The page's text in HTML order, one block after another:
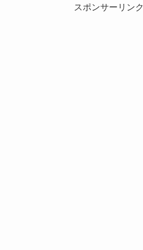
スポンサーリンク